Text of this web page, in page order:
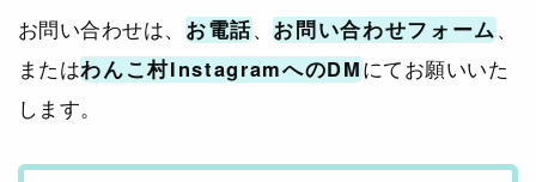
お問い合わせは、 お電話、 お問い合わせフォーム、
またはわんこ村InstagramへのDMにてお願いいた
します。